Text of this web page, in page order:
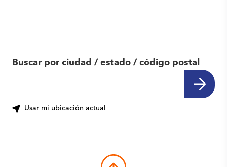
Buscar por ciudad / estado / código postal
Usar mi ubicación actual